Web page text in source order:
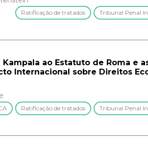
Ratificação de tratados Tribunal Penal
ao Estatuto de Roma e
Internacional sobre Direitos
Ratificação de tratados Tribunal Penal